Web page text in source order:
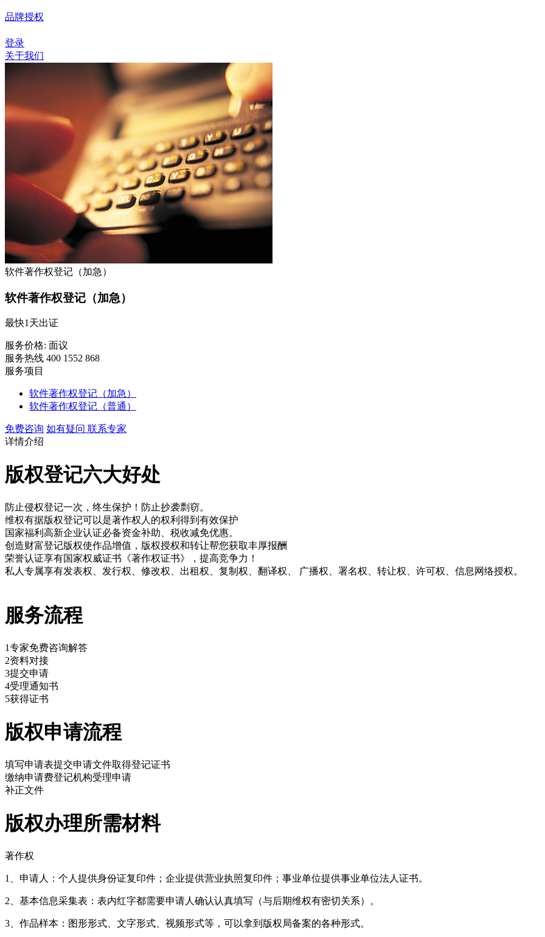
品牌授权
登录
关于我们
软件著作权登记（加急）
软件著作权登记（加急）
最快1天出证
服务价格: 面议
服务热线 400 1552 868
服务项目
软件著作权登记（加急）
软件著作权登记（普通）
免费咨询 如有疑问 联系专家
详情介绍
版权登记六大好处
防止侵权登记一次，终生保护！防止抄袭剽窃。
维权有据版权登记可以是著作权人的权利得到有效保护
国家福利 高新企业认证必备资金补助、税收减免优惠。
创造财富登记版权使作品增值，版权授权和转让帮您获取丰厚报酬
荣誉认证享有国家权威证书《著作权证书》，提高竞争力！
私人专属享有发表权、发行权、修改权、出租权、复制权、翻译权、 广播权、署名权、转让权、许可权、信息网络授权。
服务流程
1专家免费咨询解答
2资料对接
3提交申请
4受理通知书
5获得证书
版权申请流程
填写申请表提交申请文件取得登记证书
缴纳申请费登记机构受理申请
补正文件
版权办理所需材料
著作权
1、申请人：个人提供身份证复印件；企业提供营业执照复印件；事业单位提供事业单位法人证书。
2、基本信息采集表：表内红字都需要申请人确认认真填写（与后期维权有密切关系）。
3、作品样本：图形形式、文字形式、视频形式等，可以拿到版权局备案的各种形式。